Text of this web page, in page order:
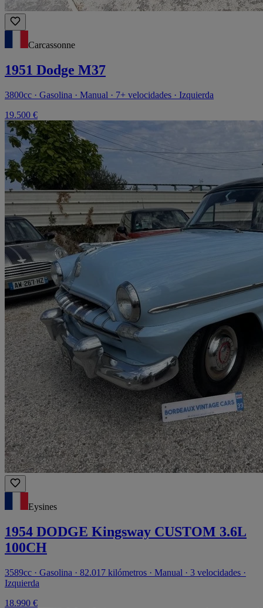
Carcassonne
1951 Dodge M37
3800cc · Gasolina · Manual · 7+ velocidades · Izquierda
19.500 €
Eysines
1954 DODGE Kingsway CUSTOM 3.6L
100CH
3589cc · Gasolina · 82.017 kilómetros · Manual · 3 velocidades ·
Izquierda
18.990 €